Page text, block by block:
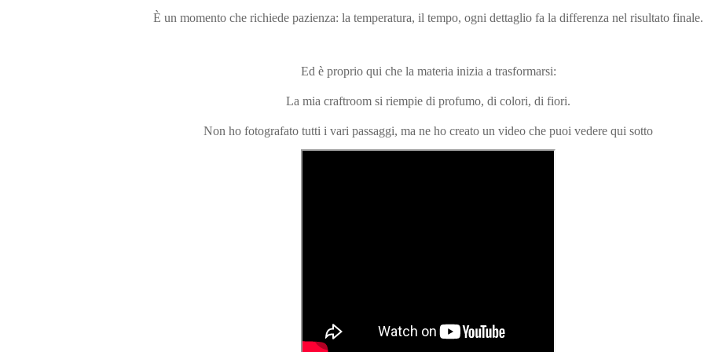
È un momento che richiede pazienza: la temperatura, il tempo, ogni dettaglio fa la differenza nel risultato finale.
Ed è proprio qui che la materia inizia a trasformarsi:
La mia craftroom si riempie di profumo, di colori, di fiori.
Non ho fotografato tutti i vari passaggi, ma ne ho creato un video che puoi vedere qui sotto